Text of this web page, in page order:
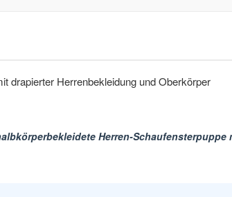
drapierter Herrenbekleidung und Oberkörper
Herren-